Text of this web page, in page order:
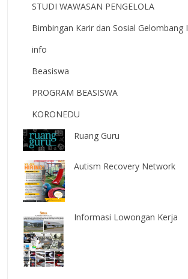
STUDI WAWASAN PENGELOLA
Bimbingan Karir dan Sosial Gelombang I
info
Beasiswa
PROGRAM BEASISWA
KORONEDU
Ruang Guru
Autism Recovery Network
Informasi Lowongan Kerja